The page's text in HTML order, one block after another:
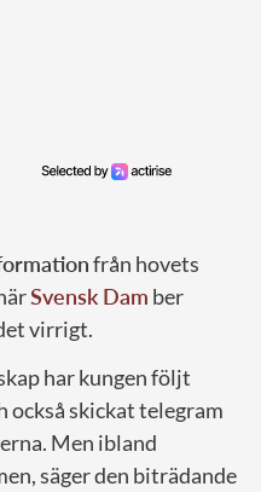
från hovets
Svensk Dam ber
virrigt.
har kungen följt
också skickat telegram
Men ibland
säger den biträdande